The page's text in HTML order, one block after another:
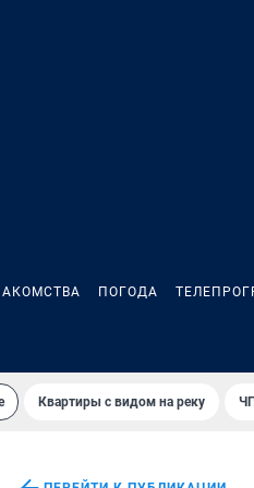
ПОГОДА
Квартиры с видом на реку